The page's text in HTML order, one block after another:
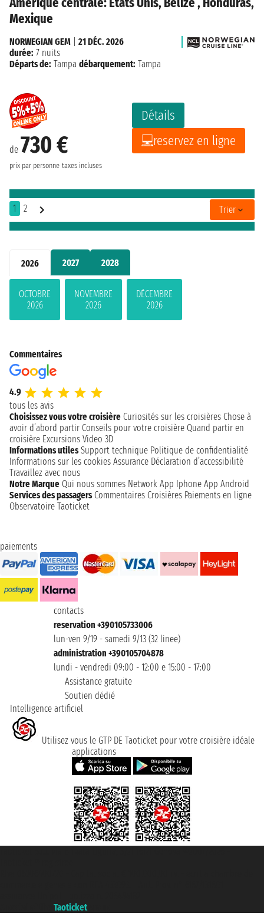
2026 2027 2028
OCTOBRE
2026
NOVEMBRE
2026
DÉCEMBRE
2026
Mexique
de 730 €
prix par personne taxes incluses
Détails
reservez en ligne
NORWEGIAN GEM
21 DÉC. 2026
durée: 7 nuits
Départs de: Tampa débarquement: Tampa
1 2 Trier
Commentaires
4.9
tous les avis
Choisissez vous votre croisière Curiosités sur les croisières Chose à
avoir d’abord partir Conseils pour votre croisière Quand partir en
croisière Excursions Video 3D
Informations utiles Support technique Politique de confidentialité
Informations sur les cookies Assurance Déclaration d’accessibilité
Travaillez avec nous
Notre Marque Qui nous sommes Network App Iphone App Android
Services des passagers Commentaires Croisières Paiements en ligne
Observatoire Taoticket
paiements
contacts
reservation +390105733006
lun-ven 9/19 - samedi 9/13 (32 linee)
administration +390105704878
lundi - vendredi 09:00 - 12:00 e 15:00 - 17:00
Assistance gratuite
Soutien dédié
Intelligence artificiel
Utilisez vous le GTP DE Taoticket pour votre croisière idéale
applications
Taoticket